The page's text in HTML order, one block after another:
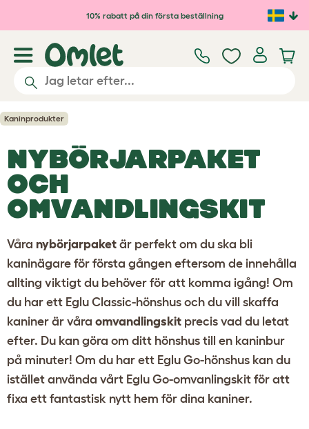
Hoppa till huvudinnehåll
10% rabatt på din första beställning
Kaninprodukter
NYBÖRJARPAKET
OCH
OMVANDLINGSKIT
Våra nybörjarpaket är perfekt om du ska bli
kaninägare för första gången eftersom de innehålla
allting viktigt du behöver för att komma igång! Om
du har ett Eglu Classic-hönshus och du vill skaffa
kaniner är våra omvandlingskit precis vad du letat
efter. Du kan göra om ditt hönshus till en kaninbur
på minuter! Om du har ett Eglu Go-hönshus kan du
istället använda vårt Eglu Go-omvanlingskit för att
fixa ett fantastisk nytt hem för dina kaniner.